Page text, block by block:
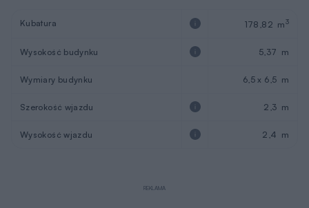
Kubatura 178,82 m3
Wysokość budynku 5,37 m
Wymiary budynku 6,5 x 6,5 m
Szerokość wjazdu 2,3 m
Wysokość wjazdu 2,4 m
REKLAMA